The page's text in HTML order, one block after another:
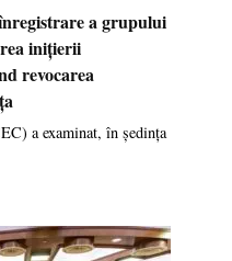
a grupului
inițierii
revocarea
a examinat, în ședința